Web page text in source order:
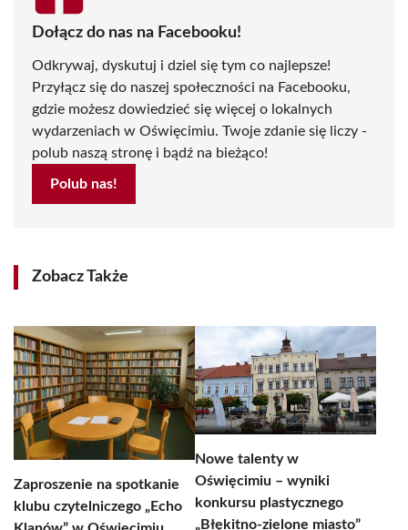
Dołącz do nas na Facebooku!
Odkrywaj, dyskutuj i dziel się tym co najlepsze!
Przyłącz się do naszej społeczności na Facebooku,
gdzie możesz dowiedzieć się więcej o lokalnych
wydarzeniach w Oświęcimiu. Twoje zdanie się liczy -
polub naszą stronę i bądź na bieżąco!
Polub nas!
Zobacz Także
Zaproszenie na spotkanie
klubu czytelniczego „Echo
Nowe talenty w
Oświęcimiu – wyniki
konkursu plastycznego
„Błękitno-zielone miasto”